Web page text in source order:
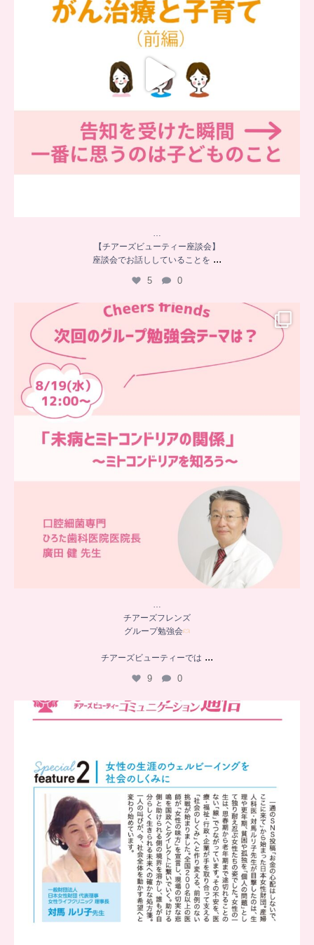
…
【チアーズビューティー座談会】
座談会でお話ししていることを ...
5 0
…
グループ勉強会
…
チアーズフレンズ
グループ勉強会
チアーズビューティーでは ...
9 0
..
8